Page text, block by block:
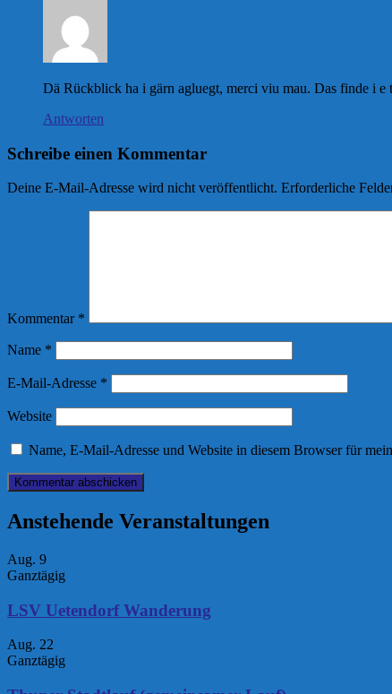
Dä Rückblick ha i gärn agluegt, merci viu mau. Das finde i e
Antworten
Schreibe einen Kommentar
Deine E-Mail-Adresse wird nicht veröffentlicht. Erforderliche
Kommentar *
Name *
E-Mail-Adresse *
Website
Name, E-Mail-Adresse und Website in diesem Browser für
Anstehende Veranstaltungen
Aug. 9
Ganztägig
LSV Uetendorf Wanderung
Aug. 22
Ganztägig